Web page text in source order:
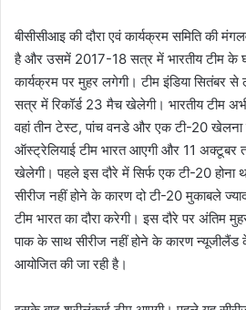
बीसीसीआइ की दौरा एवं कार्यक्रम समिति की
है और उसमें 2017-18 सत्र में भारतीय टीम के
कार्यक्रम पर मुहर लगेगी। टीम इंडिया
सत्र में रिकॉर्ड 23 मैच खेलेगी। भारतीय टीम
वहां तीन टेस्ट, पांच वनडे और एक टी-20 खेलना
ऑस्ट्रेलियाई टीम भारत आएगी और 11 अक्टूबर
खेलेगी। पहले इस दौरे में सिर्फ एक टी-20 होना
सीरीज नहीं होने के कारण दो टी-20 मुकाबले
टीम भारत का दौरा करेगी। इस दौरे पर अंतिम
पाक के साथ सीरीज नहीं होने के कारण न्यूजीलैंड के
आयोजित की जा रही है।